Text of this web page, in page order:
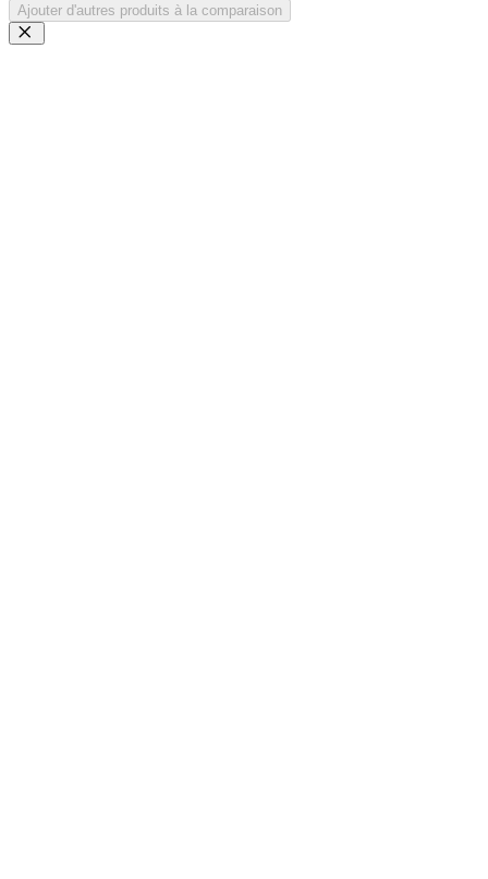
Ajouter d'autres produits à la comparaison